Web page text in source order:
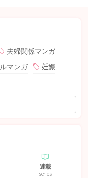
夫婦関係マンガ
マンガ
妊娠
連載
series